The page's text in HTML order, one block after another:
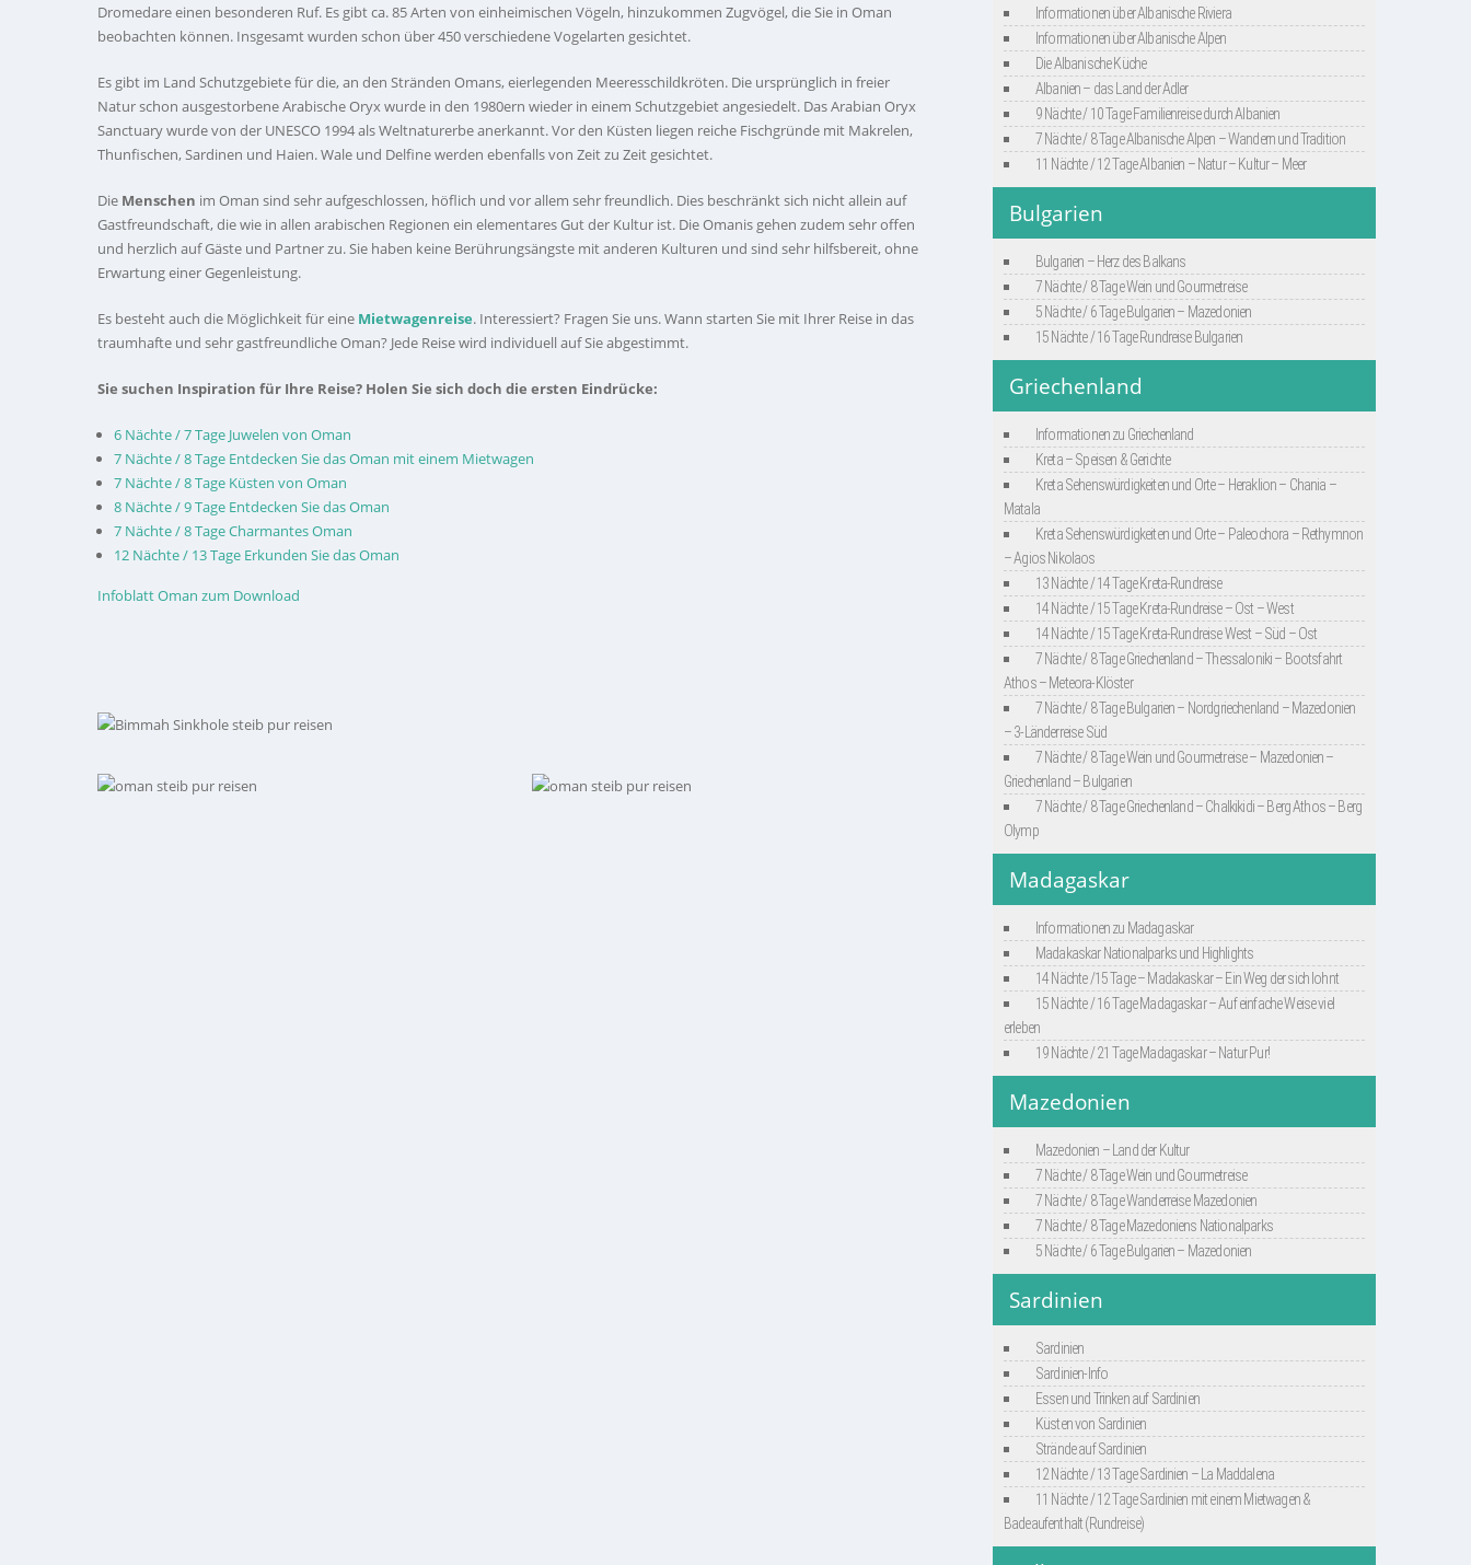
Dromedare einen besonderen Ruf. Es gibt ca. 85 Arten von einheimischen Vögeln, hinzukommen Zugvögel, die Sie in Oman
beobachten können. Insgesamt wurden schon über 450 verschiedene Vogelarten gesichtet.
Es gibt im Land Schutzgebiete für die, an den Stränden Omans, eierlegenden Meeresschildkröten. Die ursprünglich in freier
Natur schon ausgestorbene Arabische Oryx wurde in den 1980ern wieder in einem Schutzgebiet angesiedelt. Das Arabian Oryx
Sanctuary wurde von der UNESCO 1994 als Weltnaturerbe anerkannt. Vor den Küsten liegen reiche Fischgründe mit Makrelen,
Thunfischen, Sardinen und Haien. Wale und Delfine werden ebenfalls von Zeit zu Zeit gesichtet.
Die Menschen im Oman sind sehr aufgeschlossen, höflich und vor allem sehr freundlich. Dies beschränkt sich nicht allein auf
Gastfreundschaft, die wie in allen arabischen Regionen ein elementares Gut der Kultur ist. Die Omanis gehen zudem sehr offen
und herzlich auf Gäste und Partner zu. Sie haben keine Berührungsängste mit anderen Kulturen und sind sehr hilfsbereit, ohne
Erwartung einer Gegenleistung.
Es besteht auch die Möglichkeit für eine Mietwagenreise. Interessiert? Fragen Sie uns. Wann starten Sie mit Ihrer Reise in das
traumhafte und sehr gastfreundliche Oman? Jede Reise wird individuell auf Sie abgestimmt.
Sie suchen Inspiration für Ihre Reise? Holen Sie sich doch die ersten Eindrücke:
6 Nächte / 7 Tage Juwelen von Oman
7 Nächte / 8 Tage Entdecken Sie das Oman mit einem Mietwagen
7 Nächte / 8 Tage Küsten von Oman
8 Nächte / 9 Tage Entdecken Sie das Oman
7 Nächte / 8 Tage Charmantes Oman
12 Nächte / 13 Tage Erkunden Sie das Oman
Infoblatt Oman zum Download
Informationen über Albanische Riviera
Informationen über Albanische Alpen
Die Albanische Küche
Albanien – das Land der Adler
9 Nächte / 10 Tage Familienreise durch Albanien
7 Nächte / 8 Tage Albanische Alpen – Wandern und Tradition
11 Nächte / 12 Tage Albanien – Natur – Kultur – Meer
Bulgarien
Bulgarien – Herz des Balkans
7 Nächte / 8 Tage Wein und Gourmetreise
5 Nächte / 6 Tage Bulgarien – Mazedonien
15 Nächte / 16 Tage Rundreise Bulgarien
Griechenland
Informationen zu Griechenland
Kreta – Speisen & Gerichte
Kreta Sehenswürdigkeiten und Orte – Heraklion – Chania –
Matala
Kreta Sehenswürdigkeiten und Orte – Paleochora – Rethymnon
– Agios Nikolaos
13 Nächte / 14 Tage Kreta-Rundreise
14 Nächte / 15 Tage Kreta-Rundreise – Ost – West
14 Nächte / 15 Tage Kreta-Rundreise West – Süd – Ost
7 Nächte / 8 Tage Griechenland – Thessaloniki – Bootsfahrt
Athos – Meteora-Klöster
7 Nächte / 8 Tage Bulgarien – Nordgriechenland – Mazedonien
– 3-Länderreise Süd
7 Nächte / 8 Tage Wein und Gourmetreise – Mazedonien –
Griechenland – Bulgarien
7 Nächte / 8 Tage Griechenland – Chalkikidi – Berg Athos – Berg
Olymp
Madagaskar
Informationen zu Madagaskar
Madakaskar Nationalparks und Highlights
14 Nächte /15 Tage – Madakaskar – Ein Weg der sich lohnt
15 Nächte / 16 Tage Madagaskar – Auf einfache Weise viel
erleben
19 Nächte / 21 Tage Madagaskar – Natur Pur!
Mazedonien
Mazedonien – Land der Kultur
7 Nächte / 8 Tage Wein und Gourmetreise
7 Nächte / 8 Tage Wanderreise Mazedonien
7 Nächte / 8 Tage Mazedoniens Nationalparks
5 Nächte / 6 Tage Bulgarien – Mazedonien
Sardinien
Sardinien
Sardinien-Info
Essen und Trinken auf Sardinien
Küsten von Sardinien
Strände auf Sardinien
12 Nächte / 13 Tage Sardinien – La Maddalena
11 Nächte / 12 Tage Sardinien mit einem Mietwagen &
Badeaufenthalt (Rundreise)